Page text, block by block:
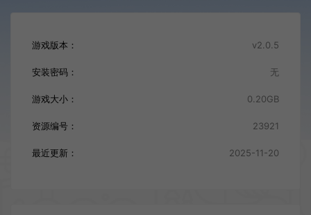
游戏版本： v2.0.5
安装密码： 无
游戏大小： 0.20GB
资源编号： 23921
最近更新： 2025-11-20